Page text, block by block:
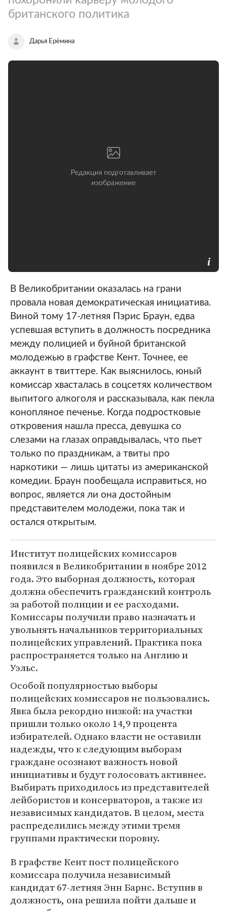
британского политика
Дарья Ерёмина
В Великобритании оказалась на грани
провала новая демократическая инициатива.
Виной тому 17-летняя Пэрис Браун, едва
успевшая вступить в должность посредника
между полицией и буйной британской
молодежью в графстве Кент. Точнее, ее
аккаунт в твиттере. Как выяснилось, юный
комиссар хвасталась в соцсетях количеством
выпитого алкоголя и рассказывала, как пекла
конопляное печенье. Когда подростковые
откровения нашла пресса, девушка со
слезами на глазах оправдывалась, что пьет
только по праздникам, а твиты про
наркотики — лишь цитаты из американской
комедии. Браун пообещала исправиться, но
вопрос, является ли она достойным
представителем молодежи, пока так и
остался открытым.
Институт полицейских комиссаров
появился в Великобритании в ноябре 2012
года. Это выборная должность, которая
должна обеспечить гражданский контроль
за работой полиции и ее расходами.
Комиссары получили право назначать и
увольнять начальников территориальных
полицейских управлений. Практика пока
распространяется только на Англию и
Уэльс.
Особой популярностью выборы
полицейских комиссаров не пользовались.
Явка была рекордно низкой: на участки
пришли только около 14,9 процента
избирателей. Однако власти не оставили
надежды, что к следующим выборам
граждане осознают важность новой
инициативы и будут голосовать активнее.
Выбирать приходилось из представителей
лейбористов и консерваторов, а также из
независимых кандидатов. В целом, места
распределились между этими тремя
группами практически поровну.
В графстве Кент пост полицейского
комиссара получила независимый
кандидат 67-летняя Энн Барнс. Вступив в
должность, она решила пойти дальше и